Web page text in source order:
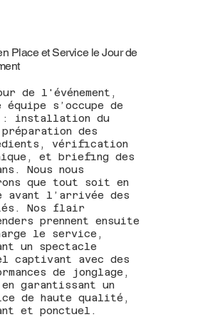
Place et Service le Jour de
de l'événement,
équipe s’occupe de
installation du
des
vérification
et briefing des
Nous nous
que tout soit en
avant l’arrivée des
Nos flair
prennent ensuite
le service,
un spectacle
captivant avec des
de jonglage,
garantissant un
de haute qualité,
et ponctuel.